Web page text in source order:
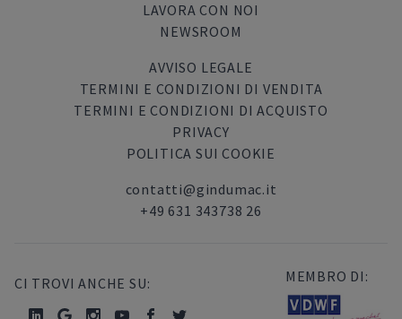
LAVORA CON NOI
NEWSROOM
AVVISO LEGALE
TERMINI E CONDIZIONI DI VENDITA
TERMINI E CONDIZIONI DI ACQUISTO
PRIVACY
POLITICA SUI COOKIE
contatti@gindumac.it
+49 631 343738 26
CI TROVI ANCHE SU: MEMBRO DI: